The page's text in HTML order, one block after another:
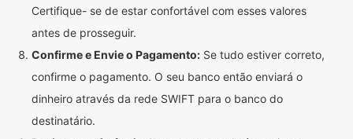
Certifique- se de estar confortável com esses valores
antes de prosseguir.
Confirme e Envie o Pagamento: Se tudo estiver correto,
confirme o pagamento. O seu banco então enviará o
dinheiro através da rede SWIFT para o banco do
destinatário.